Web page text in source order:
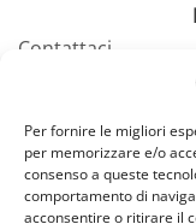
Per fornire le migliori
per memorizzare e/o
consenso a queste
comportamento di
acconsentire o ritirare il
Contattaci
Pagamenti e resi
Spedizioni
FAQ – Domande